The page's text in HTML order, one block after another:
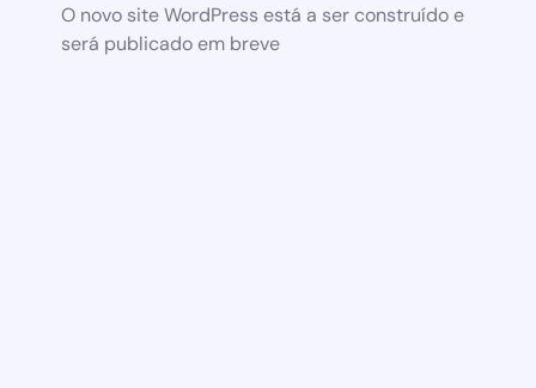
O novo site WordPress está a ser construído e
será publicado em breve